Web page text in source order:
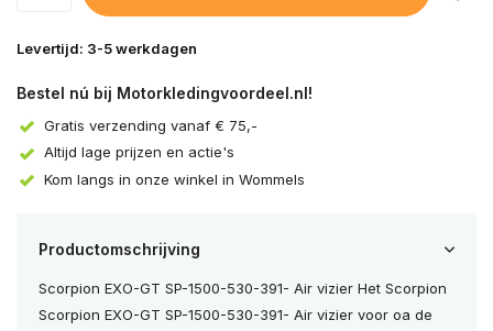
Levertijd: 3-5 werkdagen
Bestel nú bij Motorkledingvoordeel.nl!
Gratis verzending vanaf € 75,-
Altijd lage prijzen en actie's
Kom langs in onze winkel in Wommels
Productomschrijving
Scorpion EXO-GT SP-1500-530-391- Air vizier Het Scorpion
Scorpion EXO-GT SP-1500-530-391- Air vizier voor oa de